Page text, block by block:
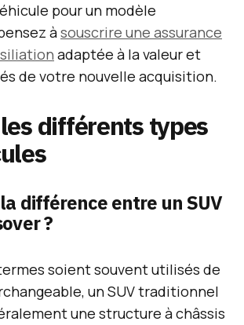
pour un modèle
àsouscrire une assurance
adaptée à la valeur et
de votre nouvelle acquisition.
les différents types
différence entre un SUV
?
soient souvent utilisés de
un SUV traditionnel
une structure à châssis